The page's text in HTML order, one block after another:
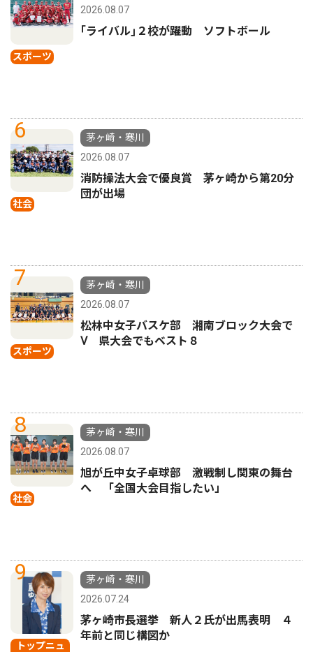
スポーツ
2026.08.07
｢ライバル｣２校が躍動 ソフトボール
6
社会
茅ヶ崎・寒川
2026.08.07
消防操法大会で優良賞 茅ヶ崎から第20分
団が出場
7
スポーツ
茅ヶ崎・寒川
2026.08.07
松林中女子バスケ部 湘南ブロック大会で
Ⅴ 県大会でもベスト８
8
社会
茅ヶ崎・寒川
2026.08.07
旭が丘中女子卓球部 激戦制し関東の舞台
へ 「全国大会目指したい」
9
トップニュ
茅ヶ崎・寒川
2026.07.24
茅ヶ崎市長選挙 新人２氏が出馬表明 ４
年前と同じ構図か